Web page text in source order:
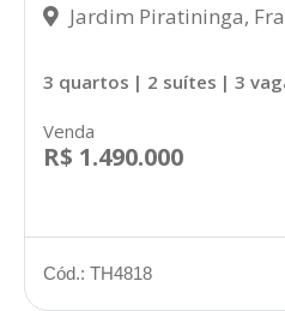
Jardim Piratininga,
3 quartos | 2 suítes | 3
Venda
R$ 1.490.000
Cód.: TH4818